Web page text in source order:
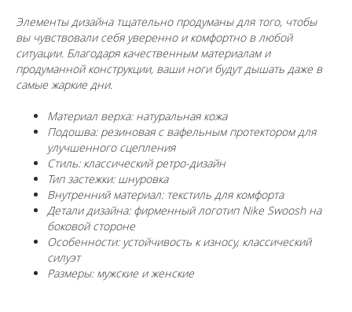
Элементы дизайна тщательно продуманы для того, чтобы
вы чувствовали себя уверенно и комфортно в любой
ситуации. Благодаря качественным материалам и
продуманной конструкции, ваши ноги будут дышать даже в
самые жаркие дни.
Материал верха: натуральная кожа
Подошва: резиновая с вафельным протектором для
улучшенного сцепления
Стиль: классический ретро-дизайн
Тип застежки: шнуровка
Внутренний материал: текстиль для комфорта
Детали дизайна: фирменный логотип Nike Swoosh на
боковой стороне
Особенности: устойчивость к износу, классический
силуэт
Размеры: мужские и женские